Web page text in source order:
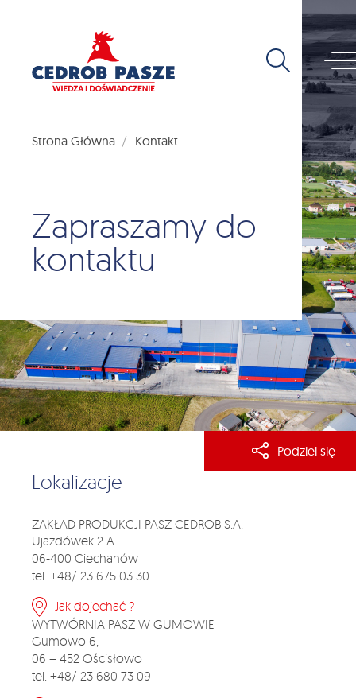
Strona Główna Kontakt
Zapraszamy do
kontaktu
Podziel się
Lokalizacje
ZAKŁAD PRODUKCJI PASZ CEDROB S.A.
Ujazdówek 2 A
06-400 Ciechanów
tel. +48/ 23 675 03 30
Jak dojechać ?
WYTWÓRNIA PASZ W GUMOWIE
Gumowo 6,
06 – 452 Ościsłowo
tel. +48/ 23 680 73 09